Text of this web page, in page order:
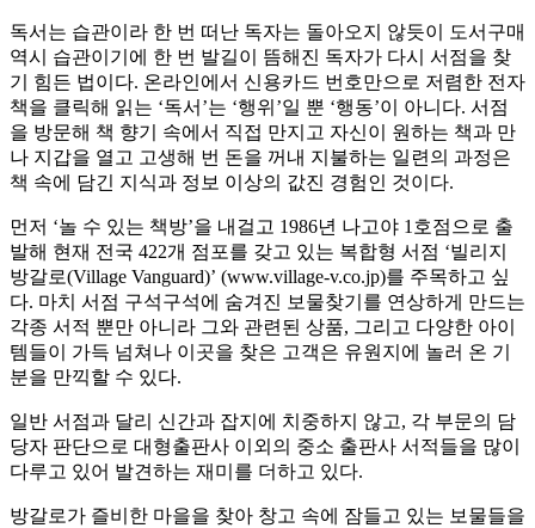
독서는 습관이라 한 번 떠난 독자는 돌아오지 않듯이 도서구매
역시 습관이기에 한 번 발길이 뜸해진 독자가 다시 서점을 찾
기 힘든 법이다. 온라인에서 신용카드 번호만으로 저렴한 전자
책을 클릭해 읽는 ‘독서’는 ‘행위’일 뿐 ‘행동’이 아니다. 서점
을 방문해 책 향기 속에서 직접 만지고 자신이 원하는 책과 만
나 지갑을 열고 고생해 번 돈을 꺼내 지불하는 일련의 과정은
책 속에 담긴 지식과 정보 이상의 값진 경험인 것이다.
먼저 ‘놀 수 있는 책방’을 내걸고 1986년 나고야 1호점으로 출
발해 현재 전국 422개 점포를 갖고 있는 복합형 서점 ‘빌리지
방갈로(Village Vanguard)’ (www.village-v.co.jp)를 주목하고 싶
다. 마치 서점 구석구석에 숨겨진 보물찾기를 연상하게 만드는
각종 서적 뿐만 아니라 그와 관련된 상품, 그리고 다양한 아이
템들이 가득 넘쳐나 이곳을 찾은 고객은 유원지에 놀러 온 기
분을 만끽할 수 있다.
일반 서점과 달리 신간과 잡지에 치중하지 않고, 각 부문의 담
당자 판단으로 대형출판사 이외의 중소 출판사 서적들을 많이
다루고 있어 발견하는 재미를 더하고 있다.
방갈로가 즐비한 마을을 찾아 창고 속에 잠들고 있는 보물들을